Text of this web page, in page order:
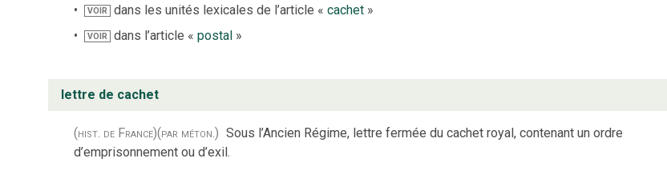
VOIR dans les unités lexicales de l’article «cachet »
VOIR dans l’article «postal »
lettre de cachet
(hist. de France)(par méton.) Sous l’Ancien Régime, lettre fermée du cachet royal, contenant un ordre
d’emprisonnement ou d’exil.